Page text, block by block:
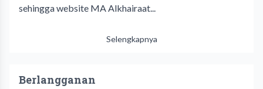
sehingga website MA Alkhairaat...
Selengkapnya
Berlangganan